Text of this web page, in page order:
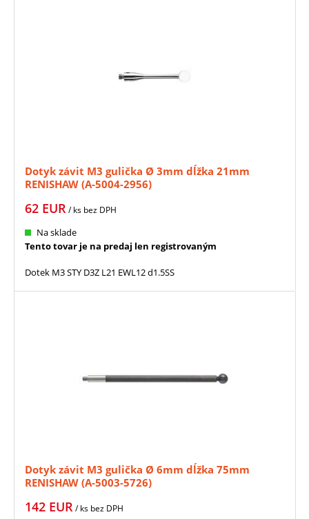
Dotyk závit M3 gulička Ø 3mm dĺžka 21mm
RENISHAW (A-5004-2956)
62 EUR / ks bez DPH
Na sklade
Tento tovar je na predaj len registrovaným
Dotek M3 STY D3Z L21 EWL12 d1.5SS
Dotyk závit M3 gulička Ø 6mm dĺžka 75mm
RENISHAW (A-5003-5726)
142 EUR/ ks bez DPH